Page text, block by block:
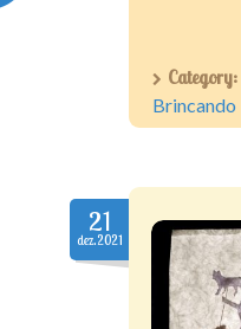
Category:
Brincando
21
dez.2021